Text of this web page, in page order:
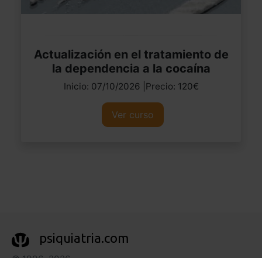
Actualización en el tratamiento de
la dependencia a la cocaína
Inicio: 07/10/2026 |Precio: 120€
Ver curso
psiquiatria.com